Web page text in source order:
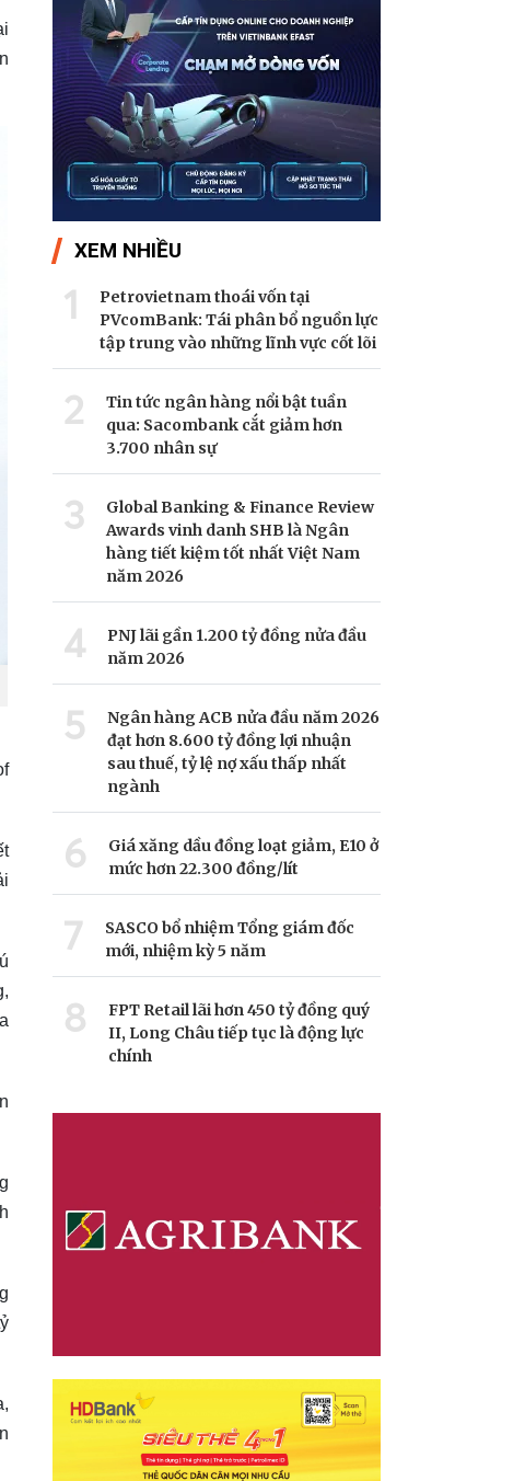
XEM NHIỀU
1
Petrovietnam thoái vốn tại
PVcomBank: Tái phân bổ nguồn lực
tập trung vào những lĩnh vực cốt lõi
2
Tin tức ngân hàng nổi bật tuần
qua: Sacombank cắt giảm hơn
3.700 nhân sự
3
Global Banking & Finance Review
Awards vinh danh SHB là Ngân
hàng tiết kiệm tốt nhất Việt Nam
năm 2026
4
PNJ lãi gần 1.200 tỷ đồng nửa đầu
năm 2026
5
Ngân hàng ACB nửa đầu năm 2026
đạt hơn 8.600 tỷ đồng lợi nhuận
sau thuế, tỷ lệ nợ xấu thấp nhất
ngành
6
Giá xăng dầu đồng loạt giảm, E10 ở
mức hơn 22.300 đồng/lít
7
SASCO bổ nhiệm Tổng giám đốc
mới, nhiệm kỳ 5 năm
8
FPT Retail lãi hơn 450 tỷ đồng quý
II, Long Châu tiếp tục là động lực
chính